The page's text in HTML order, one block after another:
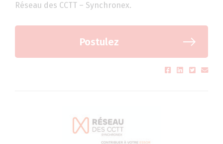
Réseau des CCTT – Synchronex.
Postulez